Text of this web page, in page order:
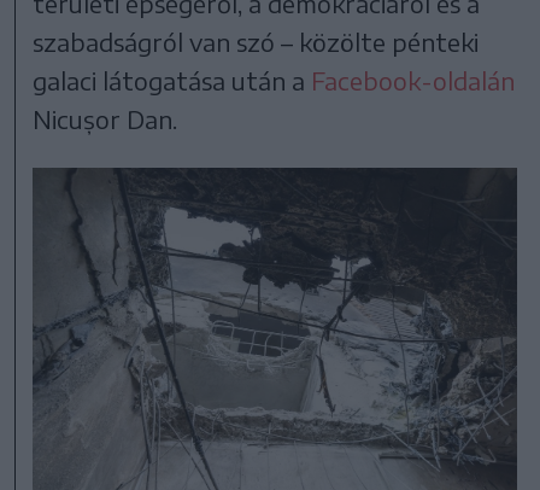
szabadságról van szó – közölte pénteki
galaci látogatása után a Facebook-oldalán
Nicușor Dan.